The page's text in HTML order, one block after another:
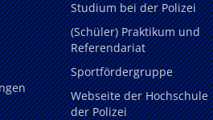
Studium bei der Polizei
(Schüler) Praktikum und
Referendariat
Sportfördergruppe
Webseite der Hochschule
der Polizei